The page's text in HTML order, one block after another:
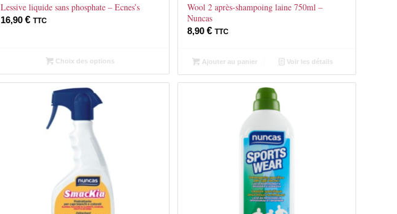
Lessive liquide sans phosphate – Ecnes’s
16,90€ TTC
Choix des options
Wool 2 après-shampoing laine 750ml –
Nuncas
8,90 € TTC
Ajouter au panier Voir les détails